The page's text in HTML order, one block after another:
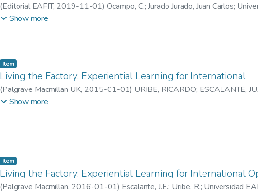
(Editorial EAFIT, 2019-11-01) Ocampo, C.; Jurado Jurado, Juan Carlos;
Administración
Show more
Item
Living the Factory: Experiential Learning for International
(Palgrave Macmillan UK, 2015-01-01) URIBE, RICARDO; ESCALANTE,
Departamento de Administración
Show more
Item
Living the Factory: Experiential Learning for International
(Palgrave Macmillan, 2016-01-01) Escalante, J.E.; Uribe, R.; Universidad